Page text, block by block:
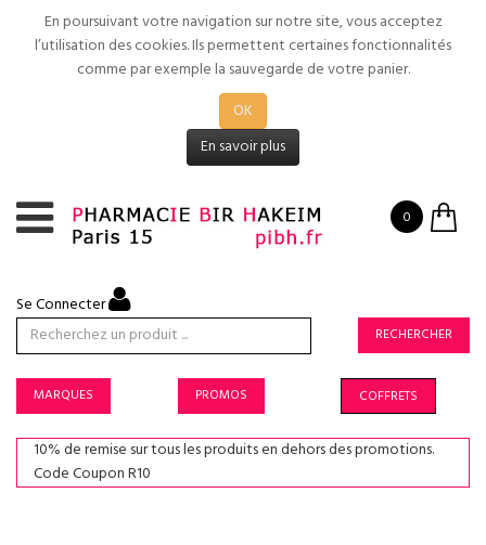
En poursuivant votre navigation sur notre site, vous acceptez
l’utilisation des cookies. Ils permettent certaines fonctionnalités
comme par exemple la sauvegarde de votre panier.
OK
En savoir plus
0
Se Connecter
RECHERCHER
MARQUES PROMOS COFFRETS
10% de remise sur tous les produits en dehors des promotions.
Code Coupon R10